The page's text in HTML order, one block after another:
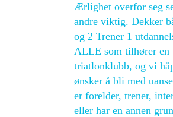
Ærlighet overfor seg
andre viktig. Dekker
og 2 Trener 1
ALLE som tilhører en
triatlonklubb, og vi
ønsker å bli med
er forelder, trener,
eller har en annen